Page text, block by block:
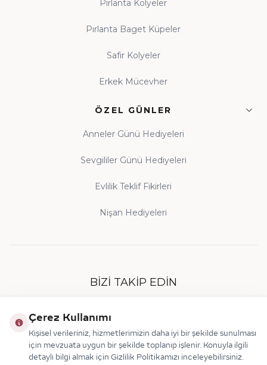
Pırlanta Kolyeler
Pırlanta Baget Küpeler
Safir Kolyeler
Erkek Mücevher
ÖZEL GÜNLER
Anneler Günü Hediyeleri
Sevgililer Günü Hediyeleri
Evlilik Teklif Fikirleri
Nişan Hediyeleri
BIZI TAKIP EDIN
Çerez Kullanımı
Kişisel verileriniz, hizmetlerimizin daha iyi bir şekilde sunulması
için mevzuata uygun bir şekilde toplanıp işlenir. Konuyla ilgili
detaylı bilgi almak için Gizlilik Politikamızı inceleyebilirsiniz.